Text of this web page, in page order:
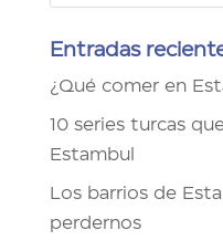
Entradas
¿Qué comer en
10 series turcas
Estambul
Los barrios de
perdernos